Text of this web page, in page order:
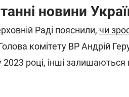
новини
Раді пояснили, чи
комітету ВР Андрій
році, інші залишаються